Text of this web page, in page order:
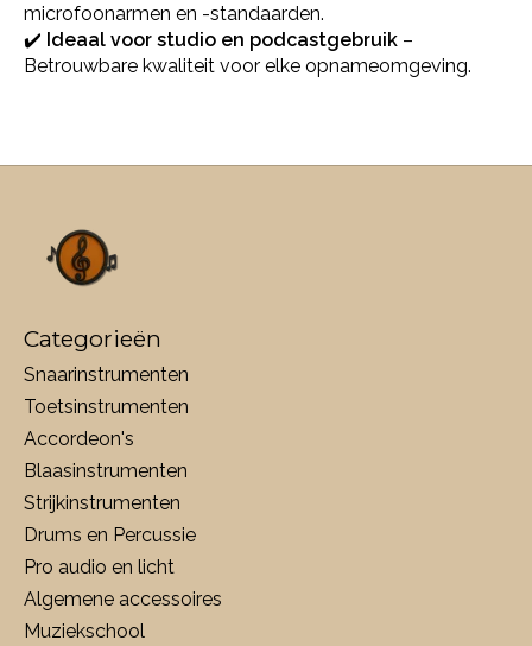
microfoonarmen en -standaarden.
✔️ Ideaal voor studio en podcastgebruik –
Betrouwbare kwaliteit voor elke opnameomgeving.
Categorieën
Snaarinstrumenten
Toetsinstrumenten
Accordeon's
Blaasinstrumenten
Strijkinstrumenten
Drums en Percussie
Pro audio en licht
Algemene accessoires
Muziekschool